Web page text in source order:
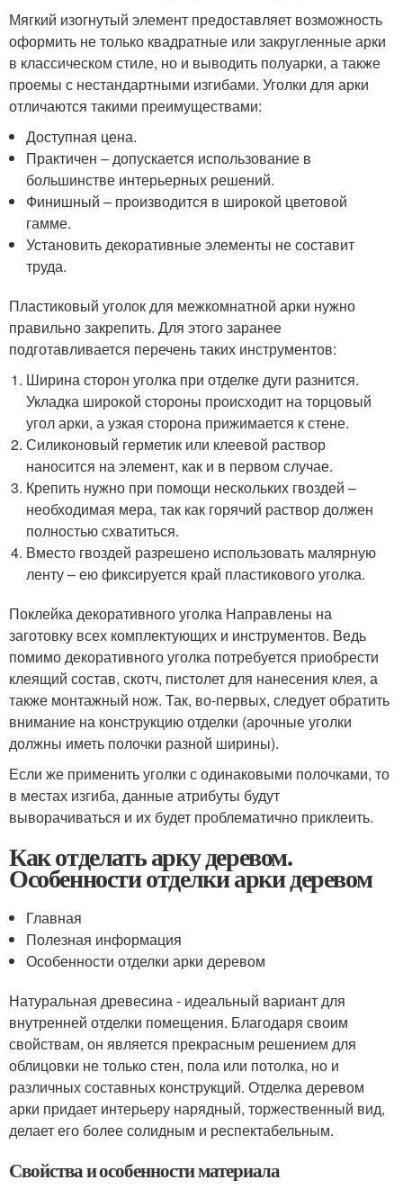
Мягкий изогнутый элемент предоставляет возможность
оформить не только квадратные или закругленные арки
в классическом стиле, но и выводить полуарки, а также
проемы с нестандартными изгибами. Уголки для арки
отличаются такими преимуществами:
Доступная цена.
Практичен – допускается использование в
большинстве интерьерных решений.
Финишный – производится в широкой цветовой
гамме.
Установить декоративные элементы не составит
труда.
Пластиковый уголок для межкомнатной арки нужно
правильно закрепить. Для этого заранее
подготавливается перечень таких инструментов:
Ширина сторон уголка при отделке дуги разнится.
Укладка широкой стороны происходит на торцовый
угол арки, а узкая сторона прижимается к стене.
Силиконовый герметик или клеевой раствор
наносится на элемент, как и в первом случае.
Крепить нужно при помощи нескольких гвоздей –
необходимая мера, так как горячий раствор должен
полностью схватиться.
Вместо гвоздей разрешено использовать малярную
ленту – ею фиксируется край пластикового уголка.
Поклейка декоративного уголка Направлены на
заготовку всех комплектующих и инструментов. Ведь
помимо декоративного уголка потребуется приобрести
клеящий состав, скотч, пистолет для нанесения клея, а
также монтажный нож. Так, во-первых, следует обратить
внимание на конструкцию отделки (арочные уголки
должны иметь полочки разной ширины).
Если же применить уголки с одинаковыми полочками, то
в местах изгиба, данные атрибуты будут
выворачиваться и их будет проблематично приклеить.
Как отделать арку деревом.
Особенности отделки арки деревом
Главная
Полезная информация
Особенности отделки арки деревом
Натуральная древесина - идеальный вариант для
внутренней отделки помещения. Благодаря своим
свойствам, он является прекрасным решением для
облицовки не только стен, пола или потолка, но и
различных составных конструкций. Отделка деревом
арки придает интерьеру нарядный, торжественный вид,
делает его более солидным и респектабельным.
Свойства и особенности материала